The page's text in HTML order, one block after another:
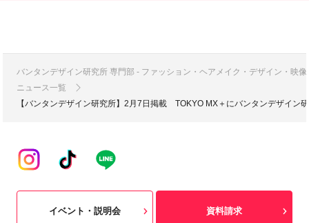
バンタンデザイン研究所 専門部 - ファッション・ヘアメイク・デザイン・映
ニュース一覧
【バンタンデザイン研究所】2月7日掲載 TOKYO MX＋にバンタンデザイン
イベント・説明会 資料請求